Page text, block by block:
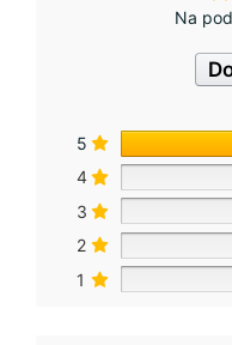
Na
5
4
3
2
1